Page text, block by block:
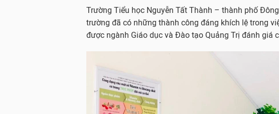
Trường Tiểu học Nguyễn Tất Thành – thành phố
trường đã có những thành công đáng khích lệ trong
được ngành Giáo dục và Đào tạo Quảng Trị đánh giá